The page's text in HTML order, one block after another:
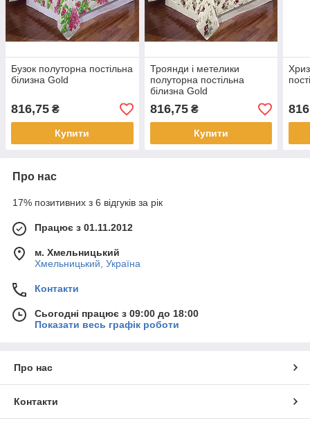
Бузок полуторна постільна
білизна Gold
816,75 ₴
Купити
Троянди і метелики
полуторна постільна
білизна Gold
816,75₴
Купити
Про нас
17% позитивних з 6 відгуків за рік
Працює з 01.11.2012
м. Хмельницький
Хмельницький, Україна
Контакти
Сьогодні працює з 09:00 до 18:00
Показати весь графік роботи
Про нас
Контакти